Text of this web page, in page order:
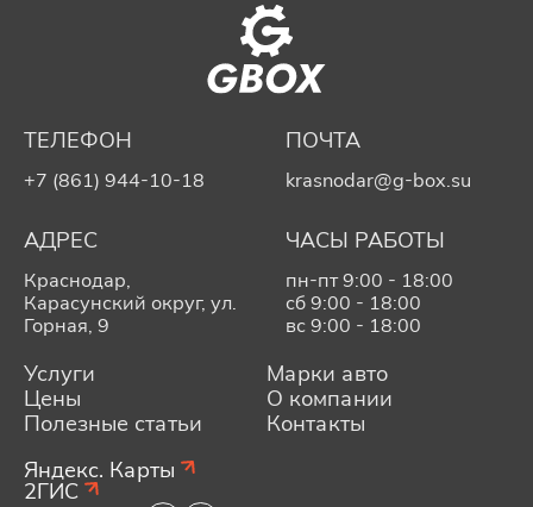
ТЕЛЕФОН
+7 (861) 944-10-18
ПОЧТА
krasnodar@g-box.su
АДРЕС
Краснодар,
Карасунский округ, ул.
Горная, 9
ЧАСЫ РАБОТЫ
пн-пт 9:00 - 18:00
сб 9:00 - 18:00
вс 9:00 - 18:00
Услуги
Марки авто
Цены
О компании
Полезные статьи
Контакты
Яндекс. Карты
2ГИС